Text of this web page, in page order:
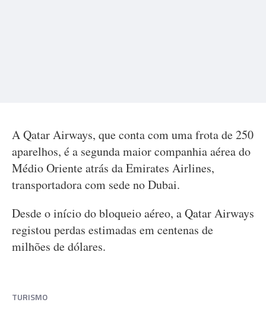
A Qatar Airways, que conta com uma frota de 250
aparelhos, é a segunda maior companhia aérea do
Médio Oriente atrás da Emirates Airlines,
transportadora com sede no Dubai.
Desde o início do bloqueio aéreo, a Qatar Airways
registou perdas estimadas em centenas de
milhões de dólares.
TURISMO